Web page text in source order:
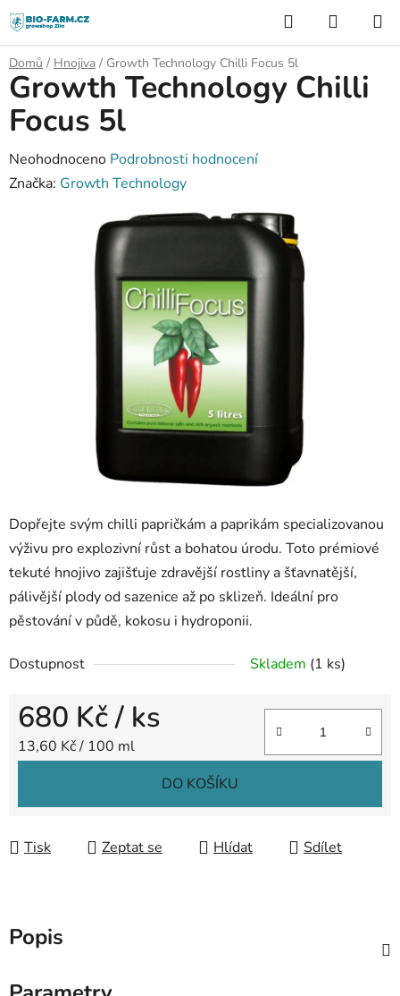
Přejít
na
obsah
Hledat
KOŠÍK
Domů / Hnojiva / Growth Technology Chilli Focus 5l
Dopřejte svým chilli papričkám a paprikám specializovanou
výživu pro explozivní růst a bohatou úrodu. Toto prémiové
tekuté hnojivo zajišťuje zdravější rostliny a šťavnatější,
pálivější plody od sazenice až po sklizeň. Ideální pro
pěstování v půdě, kokosu i hydroponii.
Dostupnost Skladem (1 ks)
680 Kč/ ks
Měrná cena:
13,60 Kč / 100 ml
DO KOŠÍKU
Tisk Zeptat se Hlídat Sdílet
Growth Technology Chilli
Focus 5l
Průměrné
hodnocení
Neohodnoceno Podrobnosti hodnocení
Značka: Growth Technology
Popis